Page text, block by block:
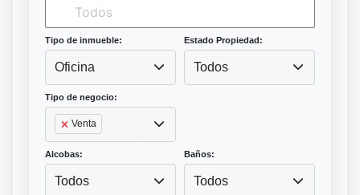
Tipo de inmueble:
Oficina
Estado Propiedad:
Todos
Tipo de negocio:
Venta
Alcobas:
Todos
Baños:
Todos